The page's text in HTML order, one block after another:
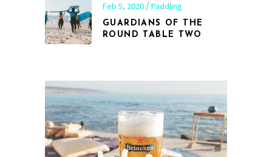
Feb 5, 2020 Paddling
GUARDIANS OF THE
ROUND TABLE TWO